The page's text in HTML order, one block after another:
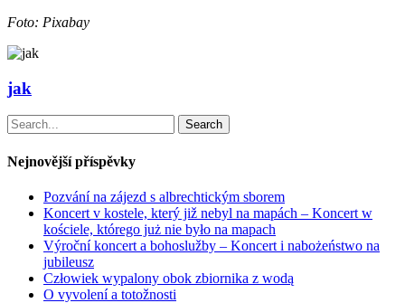
Foto: Pixabay
jak
Search
Nejnovější příspěvky
Pozvání na zájezd s albrechtickým sborem
Koncert v kostele, který již nebyl na mapách – Koncert w
kościele, którego już nie było na mapach
Výroční koncert a bohoslužby – Koncert i nabożeństwo na
jubileusz
Człowiek wypalony obok zbiornika z wodą
O vyvolení a totožnosti